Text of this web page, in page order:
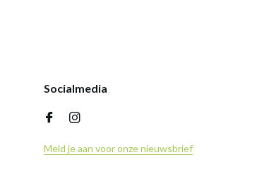
Socialmedia
Meld je aan voor onze nieuwsbrief